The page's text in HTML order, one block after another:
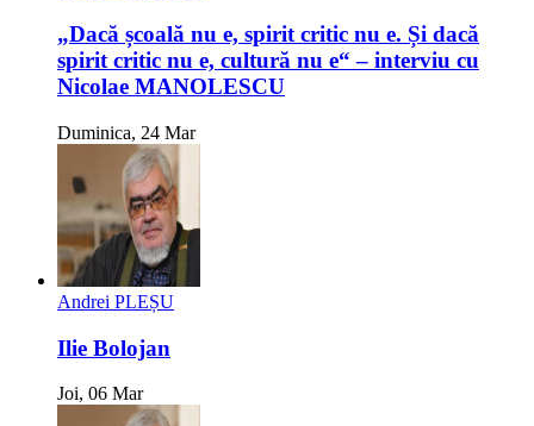
„Dacă școală nu e, spirit critic nu e. Și dacă
spirit critic nu e, cultură nu e“ – interviu cu
Nicolae MANOLESCU
Duminica, 24 Mar
Andrei PLEȘU
Ilie Bolojan
Joi, 06 Mar